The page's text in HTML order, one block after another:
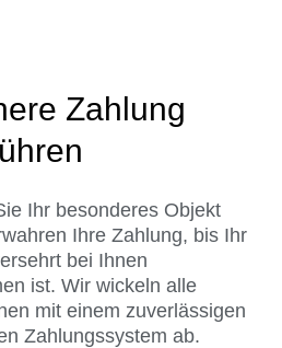
Zahlung
Ihr besonderes Objekt
Ihre Zahlung, bis Ihr
bei Ihnen
ist. Wir wickeln alle
mit einem zuverlässigen
Zahlungssystem ab.